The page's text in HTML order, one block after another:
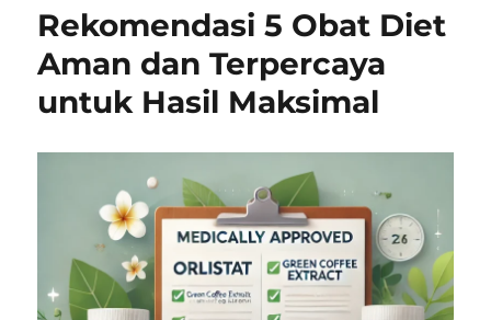
Rekomendasi 5 Obat Diet
Aman dan Terpercaya
untuk Hasil Maksimal